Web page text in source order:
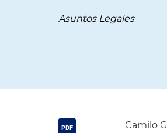
Asuntos Legales
Camilo